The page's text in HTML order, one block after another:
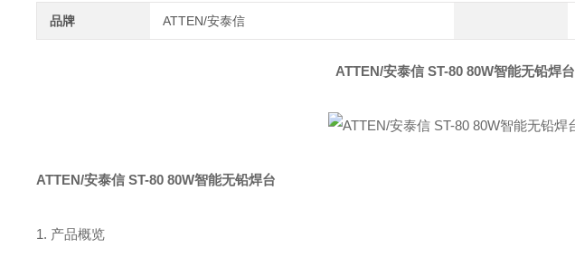
品牌 ATTEN/安泰信
ATTEN/安泰信 ST-80 80W智能无铅焊台
ATTEN/安泰信 ST-80 80W智能无铅焊台
1. 产品概览